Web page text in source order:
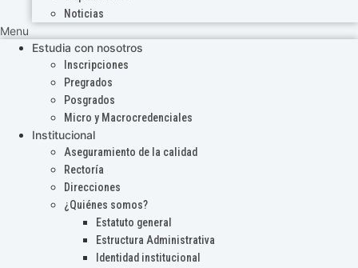
Noticias
Menu
Estudia con nosotros
Inscripciones
Pregrados
Posgrados
Micro y Macrocredenciales
Institucional
Aseguramiento de la calidad
Rectoría
Direcciones
¿Quiénes somos?
Estatuto general
Estructura Administrativa
Identidad institucional